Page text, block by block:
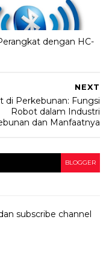
dengan HC-
NEXT
di Perkebunan: Fungsi
Robot dalam Industri
dan Manfaatnya
BLOGGER
subscribe channel